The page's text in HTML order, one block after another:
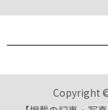
Copyright